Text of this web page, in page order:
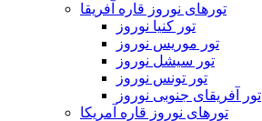
تورهای نوروز قاره آفریقا
تور کنیا نوروز
تور موریس نوروز
تور سیشل نوروز
تور تونس نوروز
تور آفریقای جنوبی نوروز
تورهای نوروز قاره آمریکا